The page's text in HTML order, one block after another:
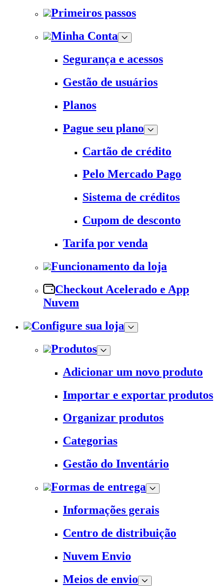
Primeiros passos
Minha Conta
Segurança e acessos
Gestão de usuários
Planos
Pague seu plano
Cartão de crédito
Pelo Mercado Pago
Sistema de créditos
Cupom de desconto
Tarifa por venda
Funcionamento da loja
Checkout Acelerado e App
Nuvem
Configure sua loja
Produtos
Adicionar um novo produto
Importar e exportar produtos
Organizar produtos
Categorias
Gestão do Inventário
Formas de entrega
Informações gerais
Centro de distribuição
Nuvem Envio
Meios de envio